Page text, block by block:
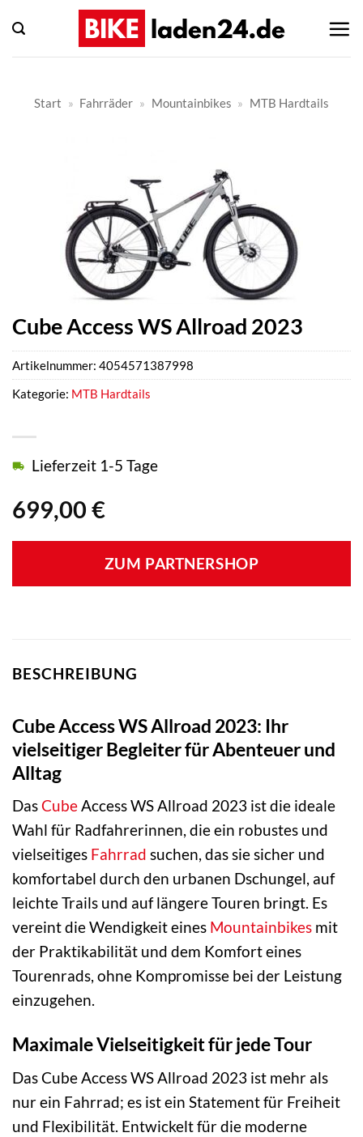
Inhalt
springen
Start » Fahrräder » Mountainbikes » MTB Hardtails
Cube Access WS Allroad 2023
699,00 €
Lieferzeit 1-5 Tage
ZUM PARTNERSHOP
Artikelnummer: 4054571387998
Kategorie: MTB Hardtails
BESCHREIBUNG
Cube Access WS Allroad 2023: Ihr
vielseitiger Begleiter für Abenteuer und
Alltag
DasCubeAccess WS Allroad 2023 ist die ideale
Wahl für Radfahrerinnen, die ein robustes und
vielseitiges Fahrrad suchen, das sie sicher und
komfortabel durch den urbanen Dschungel, auf
leichte Trails und auf längere Touren bringt. Es
vereint die Wendigkeit eines Mountainbikes mit
der Praktikabilität und dem Komfort eines
Tourenrads, ohne Kompromisse bei der Leistung
einzugehen.
Maximale Vielseitigkeit für jede Tour
Das Cube Access WS Allroad 2023 ist mehr als
nur ein Fahrrad; es ist ein Statement für Freiheit
und Flexibilität. Entwickelt für die moderne